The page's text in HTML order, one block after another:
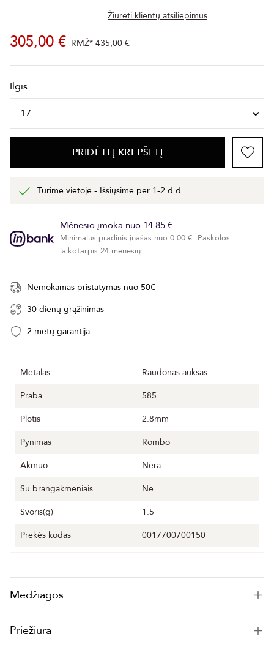
Žiūrėti klientų atsiliepimus
305,00 € RMŽ* 435,00 €
Ilgis
PRIDĖTI Į KREPŠELĮ
Turime vietoje - Išsiųsime per 1-2 d.d.
Mėnesio įmoka nuo 14.85 €
Minimalus pradinis įnašas nuo 0.00 €. Paskolos
laikotarpis 24 mėnesių.
Nemokamas pristatymas nuo 50€
30 dienų grąžinimas
2 metų garantija
Metalas
Raudonas auksas
Praba
585
Plotis
2.8mm
Pynimas
Rombo
Akmuo
Nėra
Su brangakmeniais
Ne
Svoris(g)
1.5
Prekės kodas
0017700700150
Medžiagos
Priežiūra